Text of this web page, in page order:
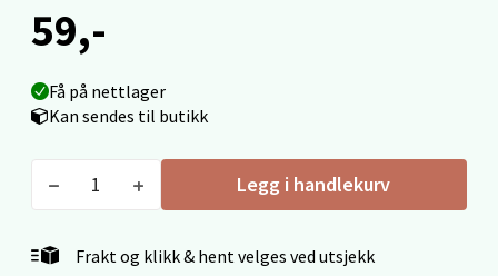
59,-
Få på nettlager
Kan sendes til butikk
Legg i handlekurv
Frakt og klikk & hent velges ved utsjekk
Mo i Rana - Thon Senter Mo i Rana
Åpent i dag 09-19